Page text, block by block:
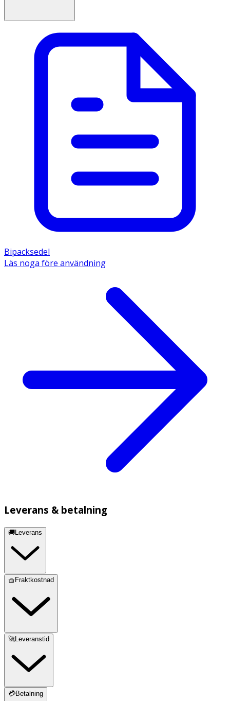
Bipacksedel
Läs noga före användning
Leverans & betalning
🚚Leverans
🧺Fraktkostnad
🚀Leveranstid
💳Betalning